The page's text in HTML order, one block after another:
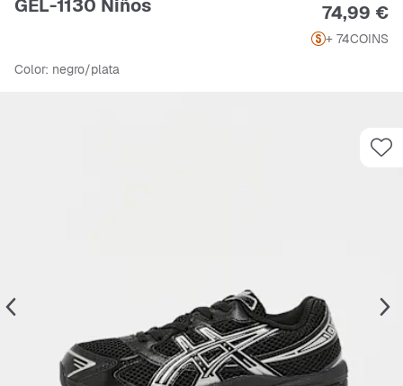
GEL-1130 Niños Precio
74,99 €
+ 74COINS
Color: negro/plata